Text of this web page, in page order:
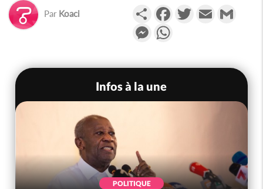
Par Koaci PartagerFacebookTwitterEmail
Messenger
Infos à la une
POLITIQUE